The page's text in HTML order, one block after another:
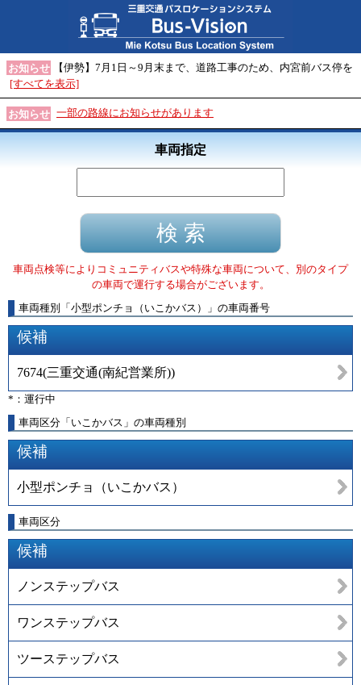
お知らせ
【伊勢】7月1日～9月末まで、道路工事のため、内宮前バス停を
[すべてを表示]
お知らせ 一部の路線にお知らせがあります
車両指定
車両点検等によりコミュニティバスや特殊な車両について、別のタイプ
の車両で運行する場合がございます。
車両種別
「 小型ポンチョ（いこかバス） 」 の車両番号
候補
7674(三重交通(南紀営業所))
*：運行中
車両区分「いこかバス」の車両種別
候補
小型ポンチョ（いこかバス）
車両区分
候補
ノンステップバス
ワンステップバス
ツーステップバス